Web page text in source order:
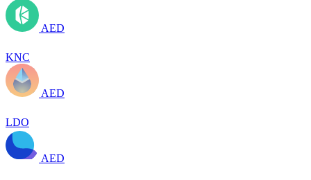
AED
KNC
AED
LDO
AED